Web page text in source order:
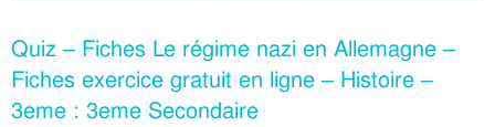
Quiz – Fiches Le régime nazi en Allemagne –
Fiches exercice gratuit en ligne – Histoire –
3eme : 3eme Secondaire